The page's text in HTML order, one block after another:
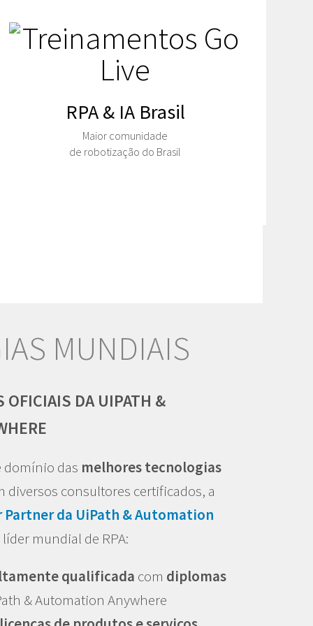
RPA & IA Brasil
Maior comunidade
de robotização do Brasil
MUNDIAIS
OFICIAIS DA UIPATH &
domínio das melhores tecnologias
diversos consultores certificados, a
Partner da UiPath & Automation
mundial de RPA:
qualificada com diplomas
& Automation Anywhere